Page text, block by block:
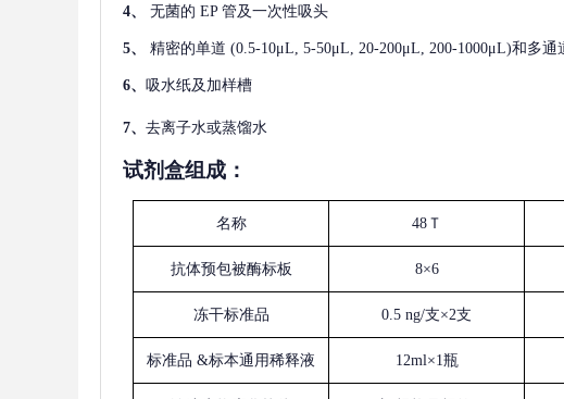
4、 无菌的 EP 管及一次性吸头
5、 精密的单道 (0.5-10μL, 5-50μL, 20-200μL, 200-1000μL)和多通
6、 吸水纸及加样槽
7、 去离子水或蒸馏水
试剂盒组成：
名称 48Ｔ
抗体预包被酶标板 8×6
冻干标准品 0.5 ng/支×2支
标准品 &标本通用稀释液 12ml×1瓶